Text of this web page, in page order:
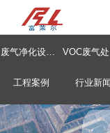
废气净化设备首页
工程案例 行业新闻